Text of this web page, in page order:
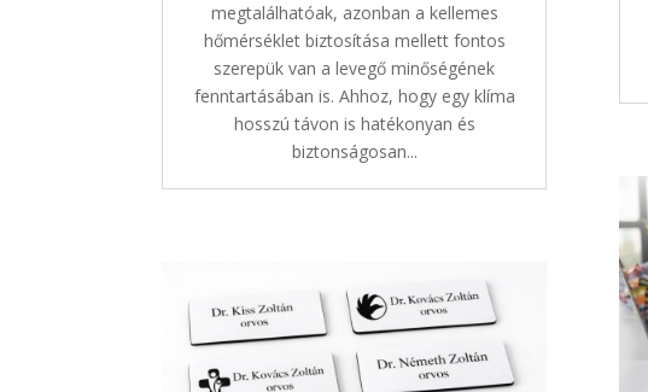
megtalálhatóak, azonban a kellemes
hőmérséklet biztosítása mellett fontos
szerepük van a levegő minőségének
fenntartásában is. Ahhoz, hogy egy klíma
hosszú távon is hatékonyan és
biztonságosan...